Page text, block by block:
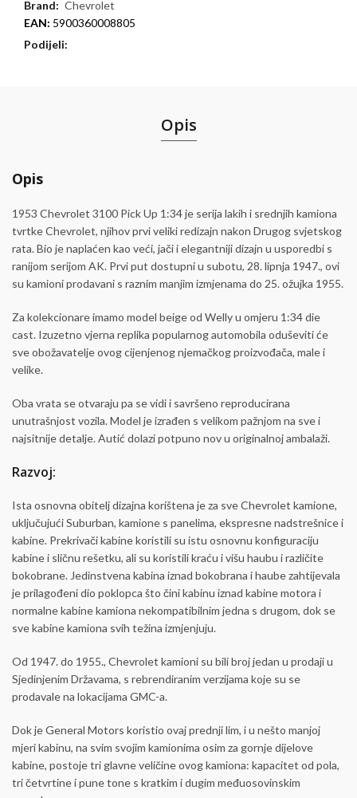
Brand: Chevrolet
EAN: 5900360008805
Podijeli
Opis
Opis
1953 Chevrolet 3100 Pick Up 1:34 je serija lakih i srednjih kamiona
tvrtke Chevrolet, njihov prvi veliki redizajn nakon Drugog svjetskog
rata. Bio je naplaćen kao veći, jači i elegantniji dizajn u usporedbi s
ranijom serijom AK. Prvi put dostupni u subotu, 28. lipnja 1947., ovi
su kamioni prodavani s raznim manjim izmjenama do 25. ožujka 1955.
Za kolekcionare imamo model beige od Welly u omjeru 1:34 die
cast. Izuzetno vjerna replika popularnog automobila oduševiti će
sve obožavatelje ovog cijenjenog njemačkog proizvođača, male i
velike.
Oba vrata se otvaraju pa se vidi i savršeno reproducirana
unutrašnjost vozila. Model je izrađen s velikom pažnjom na sve i
najsitnije detalje. Autić dolazi potpuno nov u originalnoj ambalaži.
Razvoj:
Ista osnovna obitelj dizajna korištena je za sve Chevrolet kamione,
uključujući Suburban, kamione s panelima, ekspresne nadstrešnice i
kabine. Prekrivači kabine koristili su istu osnovnu konfiguraciju
kabine i sličnu rešetku, ali su koristili kraću i višu haubu i različite
bokobrane. Jedinstvena kabina iznad bokobrana i haube zahtijevala
je prilagođeni dio poklopca što čini kabinu iznad kabine motora i
normalne kabine kamiona nekompatibilnim jedna s drugom, dok se
sve kabine kamiona svih težina izmjenjuju.
Od 1947. do 1955., Chevrolet kamioni su bili broj jedan u prodaji u
Sjedinjenim Državama, s rebrendiranim verzijama koje su se
prodavale na lokacijama GMC-a.
Dok je General Motors koristio ovaj prednji lim, i u nešto manjoj
mjeri kabinu, na svim svojim kamionima osim za gornje dijelove
kabine, postoje tri glavne veličine ovog kamiona: kapacitet od pola,
tri četvrtine i pune tone s kratkim i dugim međuosovinskim